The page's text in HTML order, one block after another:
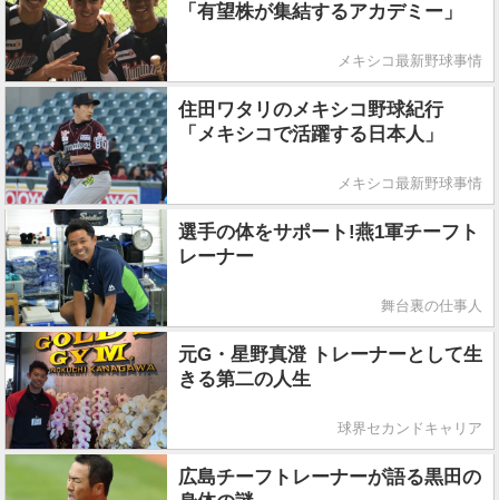
「有望株が集結するアカデミー」
メキシコ最新野球事情
住田ワタリのメキシコ野球紀行
「メキシコで活躍する日本人」
メキシコ最新野球事情
選手の体をサポート!燕1軍チーフト
レーナー
舞台裏の仕事人
元G・星野真澄 トレーナーとして生
きる第二の人生
球界セカンドキャリア
広島チーフトレーナーが語る黒田の